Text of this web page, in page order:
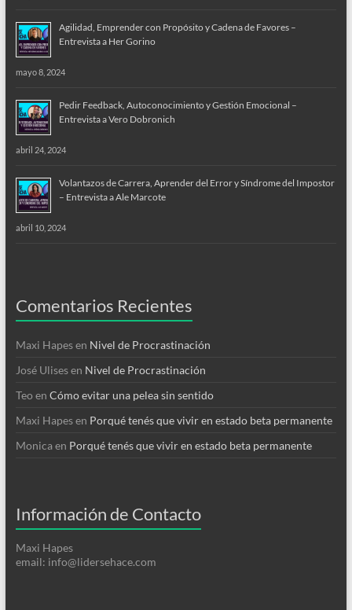
Agilidad, Emprender con Propósito y Cadena de Favores –
Entrevista a Her Gorino
mayo 8, 2024
Pedir Feedback, Autoconocimiento y Gestión Emocional –
Entrevista a Vero Dobronich
abril 24, 2024
Volantazos de Carrera, Aprender del Error y Síndrome del Impostor
– Entrevista a Ale Marcote
abril 10, 2024
Comentarios Recientes
Maxi Hapesen Nivel de Procrastinación
José Ulisesen Nivel de Procrastinación
Teo en Cómo evitar una pelea sin sentido
Maxi Hapesen Porqué tenés que vivir en estado beta permanente
Monicaen Porqué tenés que vivir en estado beta permanente
Información de Contacto
Maxi Hapes
email: info@lidersehace.com